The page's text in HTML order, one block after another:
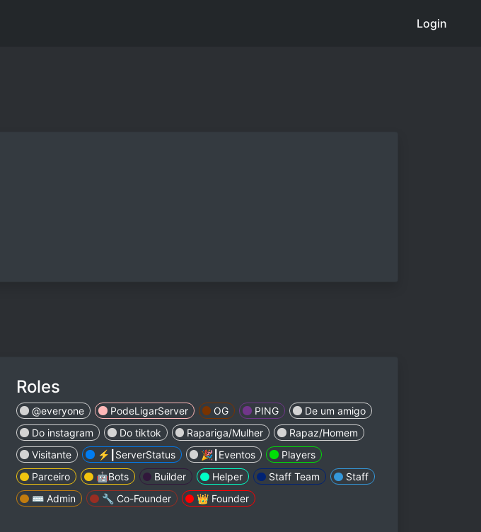
Login
Roles
@everyone PodeLigarServer OG PING
De um amigo
Do instagram
Do tiktok Rapariga/Mulher
Rapaz/Homem
Visitante
⚡┃ServerStatus 🎉┃Eventos
Players
Parceiro
🤖Bots Builder Helper Staff Team
Staff
⌨️ Admin
🔧 Co-Founder 👑 Founder